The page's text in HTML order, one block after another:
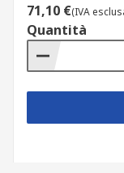
71,10 €(IVA
Quantità